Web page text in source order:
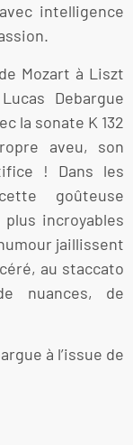
intelligence
Mozart à Liszt
Debargue
la sonate K 132
aveu, son
! Dans les
goûteuse
incroyables
jaillissent
au staccato
nuances, de
à l’issue de